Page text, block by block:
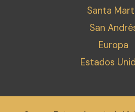
Santa
San
Europa
Estados